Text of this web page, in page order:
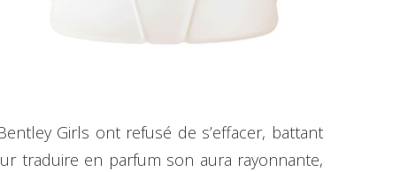
Girls ont refusé de s’effacer, battant
traduire en parfum son aura rayonnante,